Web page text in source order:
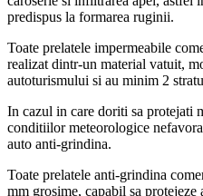
predispus la formarea ruginii.
Toate prelatele impermeabile
realizat dintr-un material vatuit,
autoturismului si au minim 2
In cazul in care doriti sa protejati
conditiilor meteorologice
auto anti-grindina.
Toate prelatele anti-grindina
mm grosime, capabil sa